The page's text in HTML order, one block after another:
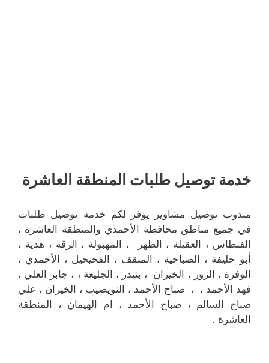
خدمة توصيل طلبات المنطقة العاشرة
مندوب توصيل مشاوير يوفر لكم خدمة توصيل طلبات
في جميع مناطق محافظة الأحمدي والمنطقة العاشرة ،
الفنطاس ، العقيلة ، الظهر ، المهبولة ، الرقة ، هدية ،
أبو حليفة ، الصباحية ، المنقف ، الفحيحيل ، الأحمدي ،
الوفرة ، الزور ، الخيران ، بنيدر ، الجليعة ، ، جابر العلي ،
فهد الأحمد ، ، صباح الأحمد ، النويصيب ، الخيران ، علي
صباح السالم ، صباح الأحمد ، ام الهيمان ، المنطقة
العاشرة .